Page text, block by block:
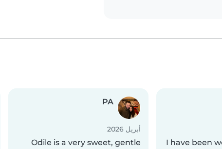
I have been
PA
أبريل 2026
Odile is a very sweet, gentle